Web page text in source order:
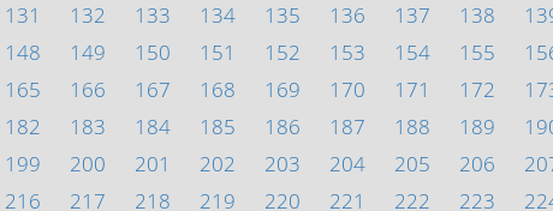
131 132 133 134 135 136 137 138
148 149 150 151 152 153 154 155
165 166 167 168 169 170 171 172
182 183 184 185 186 187 188 189
199 200 201 202 203 204 205 206
216 217 218 219 220 221 222 223